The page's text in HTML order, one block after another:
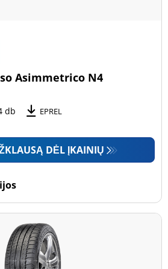
(2)
(0)
sienelėmis
Asimmetrico N4
db EPREL
DĖL ĮKAINIŲ